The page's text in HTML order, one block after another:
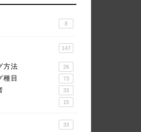
8
147
方法 26
種目 73
33
15
33